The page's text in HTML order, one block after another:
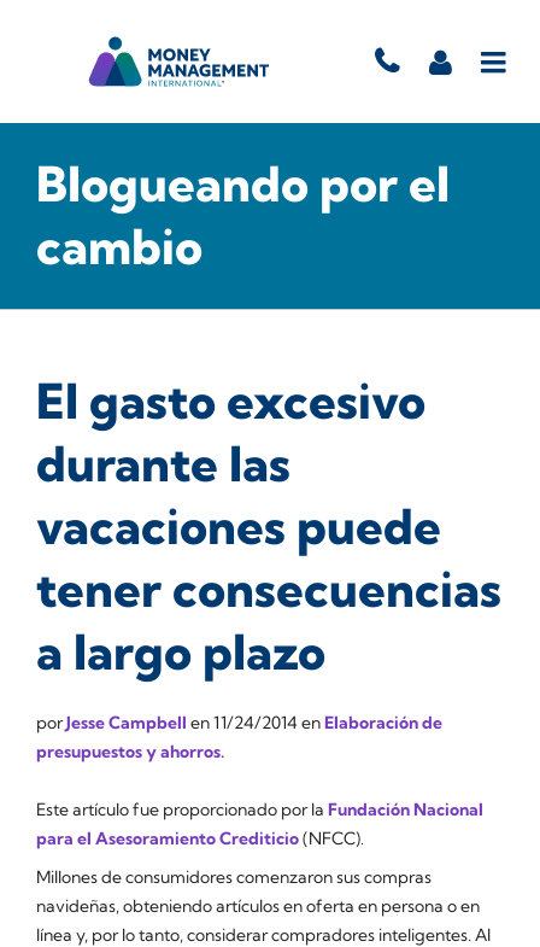
Blogueando por el
cambio
El gasto excesivo
durante las
vacaciones puede
tener consecuencias
a largo plazo
porJesse Campbell en11/24/2014 enElaboración de
presupuestos y ahorros.
Este artículo fue proporcionado por la Fundación Nacional
para el Asesoramiento Crediticio(NFCC).
Millones de consumidores comenzaron sus compras
navideñas, obteniendo artículos en oferta en persona o en
línea y, por lo tanto, considerar compradores inteligentes. Al